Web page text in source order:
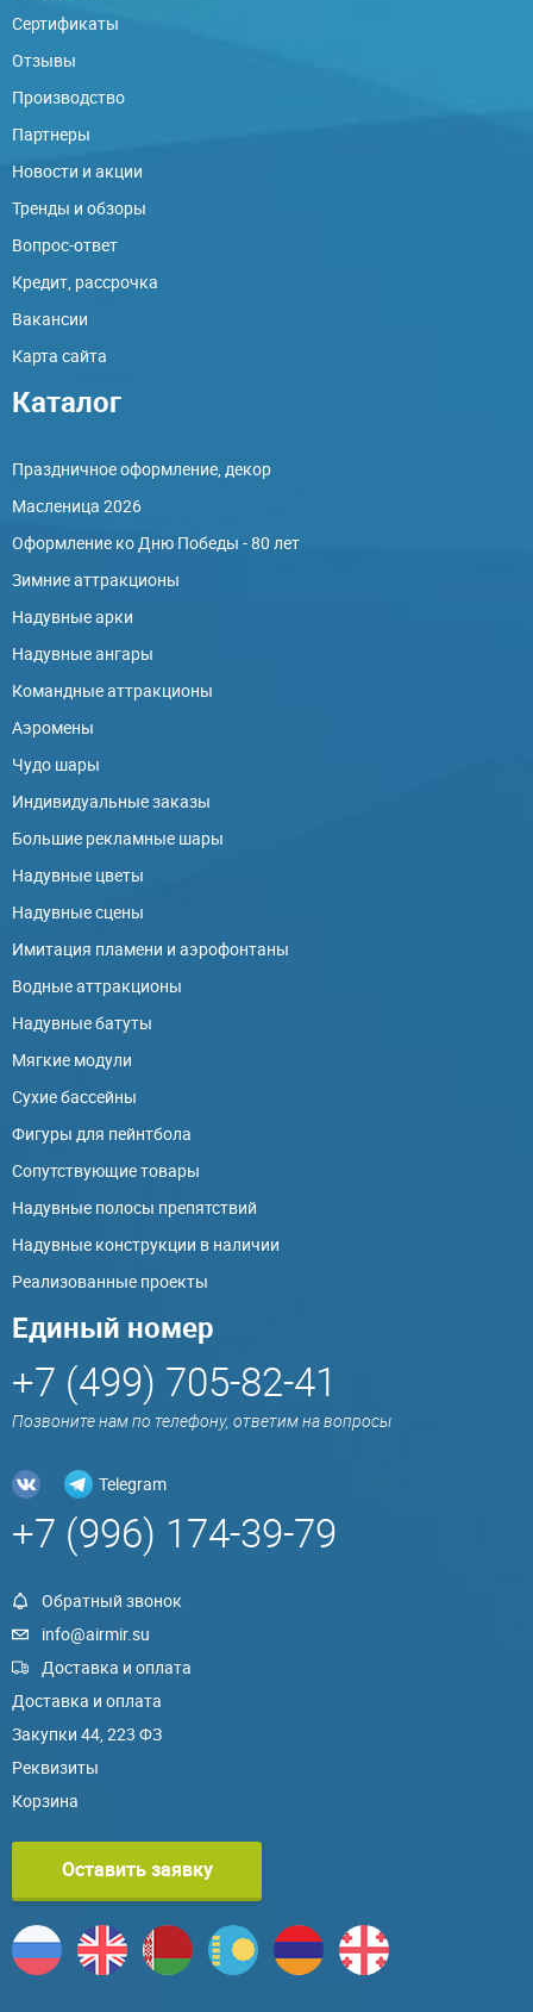
Сертификаты
Отзывы
Производство
Партнеры
Новости и акции
Тренды и обзоры
Вопрос-ответ
Кредит, рассрочка
Вакансии
Карта сайта
Каталог
Праздничное оформление, декор
Масленица 2026
Оформление ко Дню Победы - 80 лет
Зимние аттракционы
Надувные арки
Надувные ангары
Командные аттракционы
Аэромены
Чудо шары
Индивидуальные заказы
Большие рекламные шары
Надувные цветы
Надувные сцены
Имитация пламени и аэрофонтаны
Водные аттракционы
Надувные батуты
Мягкие модули
Сухие бассейны
Фигуры для пейнтбола
Сопутствующие товары
Надувные полосы препятствий
Надувные конструкции в наличии
Реализованные проекты
Единый номер
+7 (499) 705-82-41
Позвоните нам по телефону, ответим на вопросы
Telegram
+7 (996) 174-39-79
Обратный звонок
info@airmir.su
Доставка и оплата
Доставка и оплата
Закупки 44, 223 ФЗ
Реквизиты
Корзина
Оставить заявку